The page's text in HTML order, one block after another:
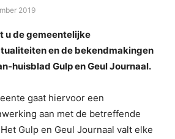
2019
u de gemeentelijke
en de bekendmakingen
huisblad Gulp en Geul Journaal.
gaat hiervoor een
aan met de betreffende
Gulp en Geul Journaal valt elke